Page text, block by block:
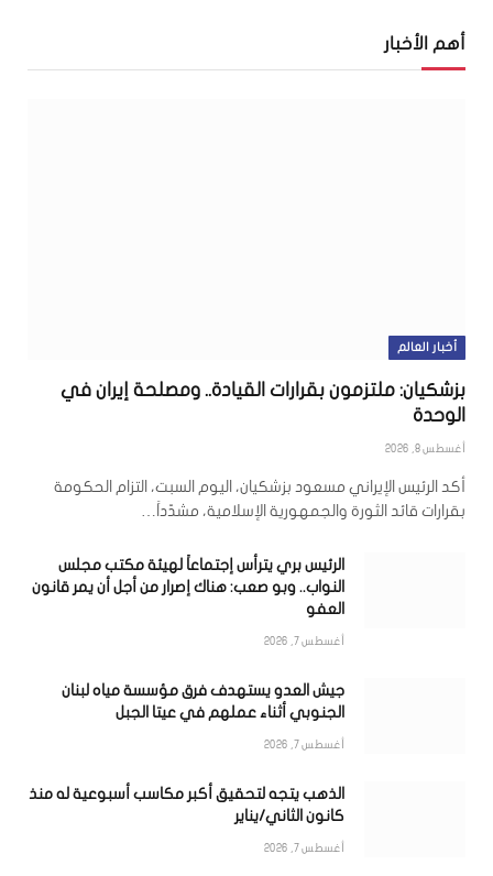
أهم الأخبار
أخبار العالم
بزشكيان: ملتزمون بقرارات القيادة.. ومصلحة إيران في
الوحدة
أغسطس 8, 2026
أكد الرئيس الإيراني مسعود بزشكيان، اليوم السبت، التزام الحكومة
بقرارات قائد الثورة والجمهورية الإسلامية، مشدّداً…
الرئيس بري يترأس إجتماعاً لهيئة مكتب مجلس
النواب.. وبو صعب: هناك إصرار من أجل أن يمر قانون
العفو
أغسطس 7, 2026
جيش العدو يستهدف فرق مؤسسة مياه لبنان
الجنوبي أثناء عملهم في عيتا الجبل
أغسطس 7, 2026
الذهب يتجه لتحقيق أكبر مكاسب أسبوعية له منذ
كانون الثاني/يناير
أغسطس 7, 2026